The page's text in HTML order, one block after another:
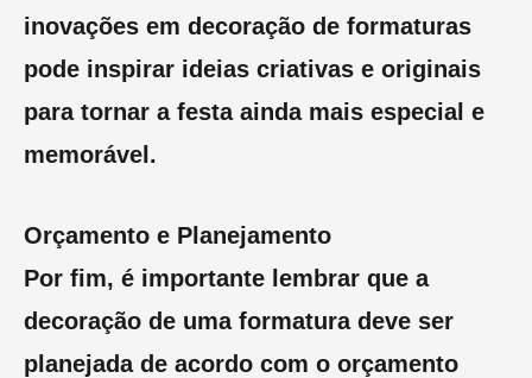
inovações em decoração de formaturas
pode inspirar ideias criativas e originais
para tornar a festa ainda mais especial e
memorável.
Orçamento e Planejamento
Por fim, é importante lembrar que a
decoração de uma formatura deve ser
planejada de acordo com o orçamento